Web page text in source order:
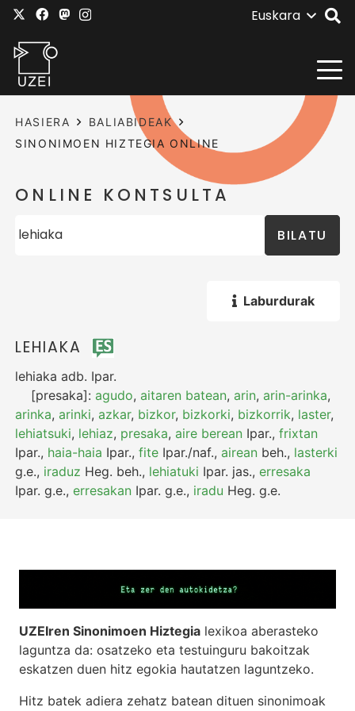
Euskara
HASIERA
BALIABIDEAK
SINONIMOEN HIZTEGIA ONLINE
ONLINE KONTSULTA
BILATU
Laburdurak
LEHIAKA
lehiaka adb. Ipar.
[presaka]:agudo,aitaren batean,arin,arin-arinka,
arinka,arinki,azkar, bizkor, bizkorki, bizkorrik, laster,
lehiatsuki, lehiaz, presaka,aire berean Ipar.,frixtan
Ipar., haia-haia Ipar.,fite Ipar./naf.,airean beh., lasterki
g.e., iraduz Heg. beh., lehiatuki Ipar. jas.,erresaka
Ipar. g.e.,erresakan Ipar. g.e., iradu Heg. g.e.
UZEIren Sinonimoen Hiztegia lexikoa aberasteko
laguntza da: osatzeko eta testuinguru bakoitzak
eskatzen duen hitz egokia hautatzen laguntzeko.
Hitz batek adiera zehatz batean dituen sinonimoak